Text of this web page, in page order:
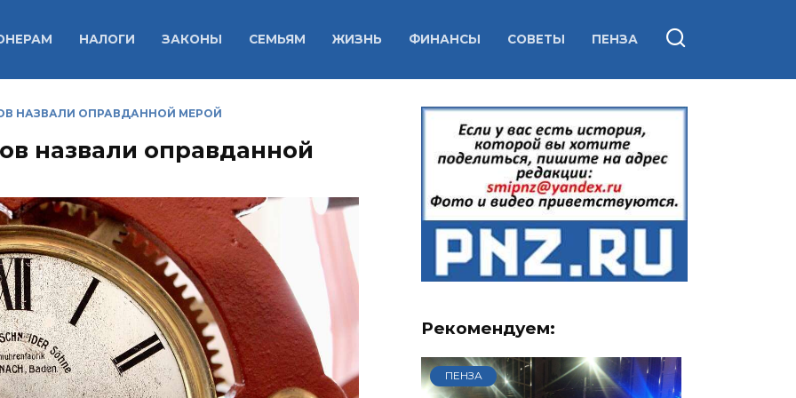
НАЛОГИ ЗАКОНЫ СЕМЬЯМ ЖИЗНЬ ФИНАНСЫ СОВЕТЫ ПЕНЗА
НАЗВАЛИ ОПРАВДАННОЙ МЕРОЙ
назвали оправданной
Рекомендуем:
ПЕНЗА